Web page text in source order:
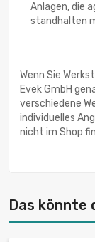
Anlagen, die
standhalten
Wenn Sie
Evek GmbH
verschiedene
individuelles
nicht im Shop
Das könnte